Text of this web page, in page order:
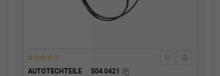
AUTOTECHTEILE 504 0421